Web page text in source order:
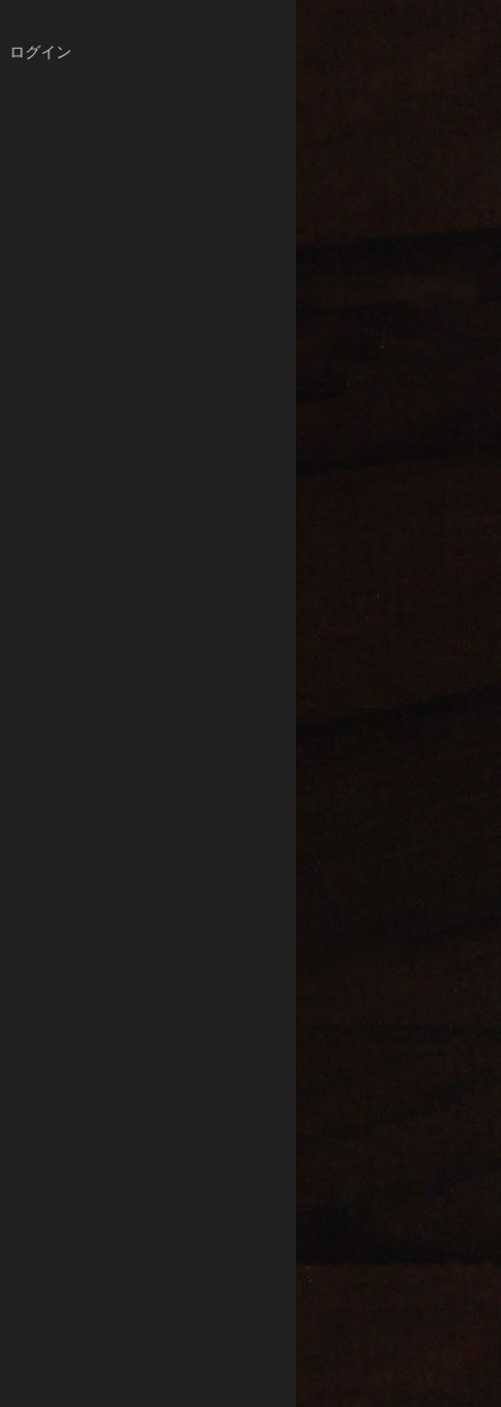
ログイン